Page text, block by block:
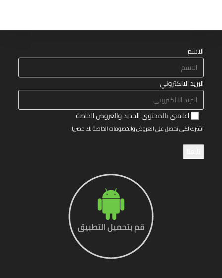
الاسم
البريد الالكتروني
اعلمني بالمحتوي الجديد والعروض الخاصة
اشترك لكي تحصل علي العروض والخصومات الخاصة لك حصريا.